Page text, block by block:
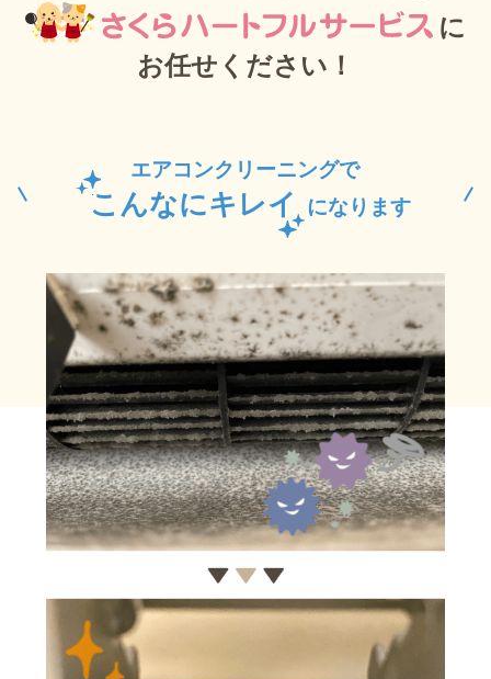
に
お任せください！
エアコンクリーニングで
こんなにキレイ になります